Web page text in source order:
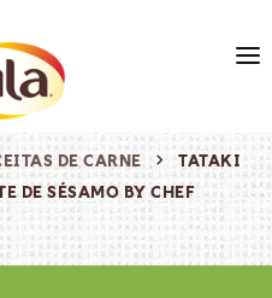
DE CARNE
TATAKI
DE SÉSAMO BY CHEF